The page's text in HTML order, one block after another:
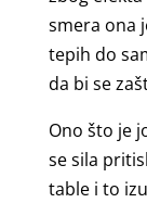
smera ona
tepih do
da bi se
Ono što je
se sila
table i to